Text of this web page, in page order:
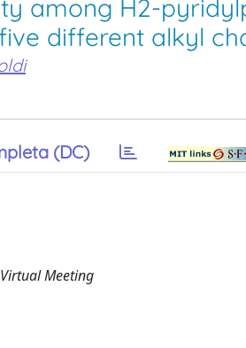
among H2-
different alkyl
(DC)
Meeting